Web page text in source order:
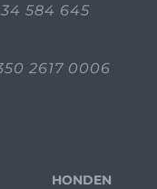
584 645
2617 0006
HONDEN